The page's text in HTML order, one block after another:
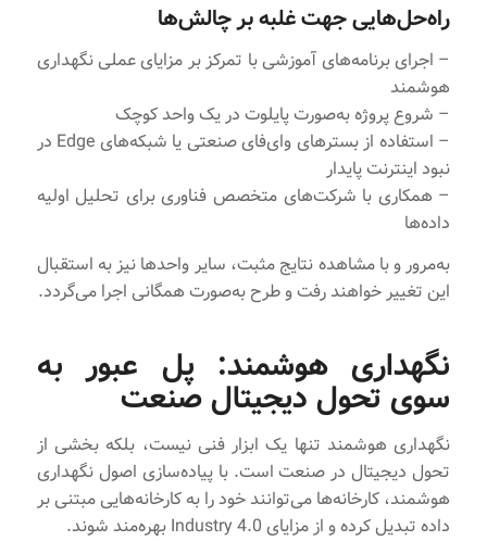
راه‌حل‌هایی جهت غلبه بر چالش‌ها
– اجرای برنامه‌های آموزشی با تمرکز بر مزایای عملی نگهداری
هوشمند
– شروع پروژه به‌صورت پایلوت در یک واحد کوچک
– استفاده از بسترهای وای‌فای صنعتی یا شبکه‌های Edge در
نبود اینترنت پایدار
– همکاری با شرکت‌های متخصص فناوری برای تحلیل اولیه
داده‌ها
به‌مرور و با مشاهده نتایج مثبت، سایر واحدها نیز به استقبال
این تغییر خواهند رفت و طرح به‌صورت همگانی اجرا می‌گردد.
نگهداری هوشمند: پل عبور به
سوی تحول دیجیتال صنعت
نگهداری هوشمند تنها یک ابزار فنی نیست، بلکه بخشی از
تحول دیجیتال در صنعت است. با پیاده‌سازی اصول نگهداری
هوشمند، کارخانه‌ها می‌توانند خود را به کارخانه‌هایی مبتنی بر
داده تبدیل کرده و از مزایای Industry 4.0 بهره‌مند شوند.